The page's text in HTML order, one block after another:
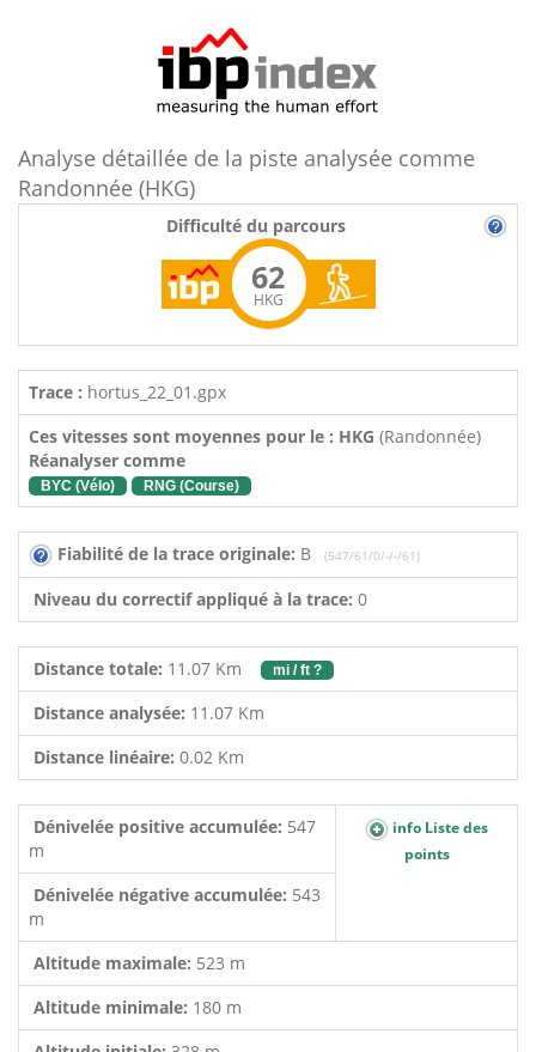
Analyse détaillée de la piste analysée comme
Randonnée (HKG)
Difficulté du parcours
62
HKG
Trace : hortus_22_01.gpx
Ces vitesses sont moyennes pour le : HKG (Randonnée)
Réanalyser comme
BYC (Vélo) RNG (Course)
Fiabilité de la trace originale: B (547/61/0/-/-/61)
Niveau du correctif appliqué à la trace: 0
Distance totale: 11.07 Km mi / ft ?
Distance analysée: 11.07 Km
Distance linéaire: 0.02 Km
Dénivelée positive accumulée: 547
m
info Liste des
points
Dénivelée négative accumulée: 543
m
Altitude maximale: 523 m
Altitude minimale: 180 m